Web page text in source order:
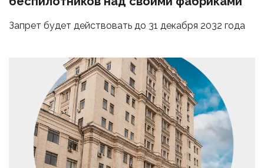
Запрет будет действовать до 31 декабря 2032 года